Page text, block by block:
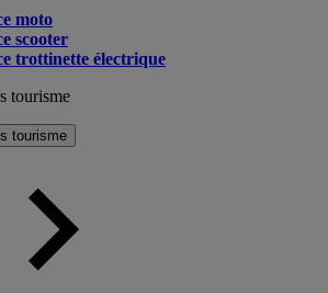
moto
scooter
trottinette électrique
tourisme
tourisme